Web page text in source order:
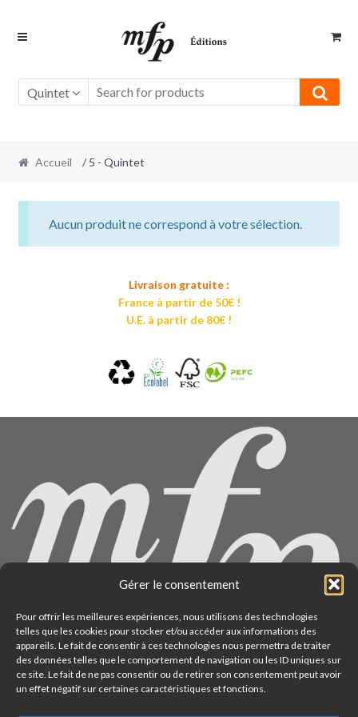
Gérer le consentement
Pour offrir les meilleures expériences, nous utilisons des technologies
telles que les cookies pour stocker et/ou accéder aux informations des
appareils. Le fait de consentir à ces technologies nous permettra de traiter
des données telles que le comportement de navigation ou les ID uniques sur
ce site. Le fait de ne pas consentir ou de retirer son consentement peut avoir
un effet négatif sur certaines caractéristiques et fonctions.
Retour
navigation
Aller
Quintet
Accueil / 5 - Quintet
Aucun produit ne correspond à votre sélection.
Livraison gratuite :
France à partir de 50€ !
U.E. à partir de 80€ !
22 rue du Docteur Potain - Paris